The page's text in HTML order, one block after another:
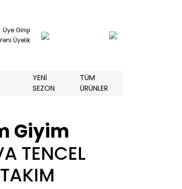
Üye Girişi
Üyelik
YENİ
SEZON
TÜM
ÜRÜNLER
Giyim
TENCEL